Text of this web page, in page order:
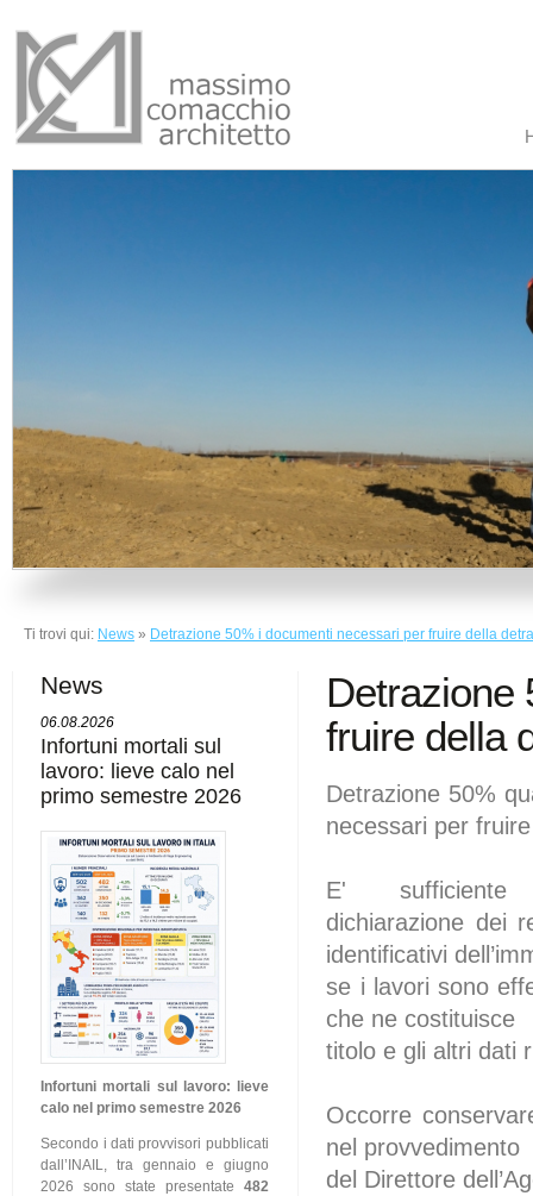
Ti trovi qui: News » Detrazione 50% i documenti necessari per fruire della
News
06.08.2026
Infortuni mortali sul
lavoro: lieve calo nel
primo semestre 2026
Infortuni mortali sul lavoro: lieve
calo nel primo semestre 2026
Secondo i dati provvisori pubblicati
dall’INAIL, tra gennaio e giugno
2026 sono state presentate 482
Detrazione
fruire della
Detrazione 50%
necessari per
E'
dichiarazione dei
identificativi
se i lavori sono
che ne costituisce
titolo e gli altri dati
Occorre
nel provvedimento
del Direttore